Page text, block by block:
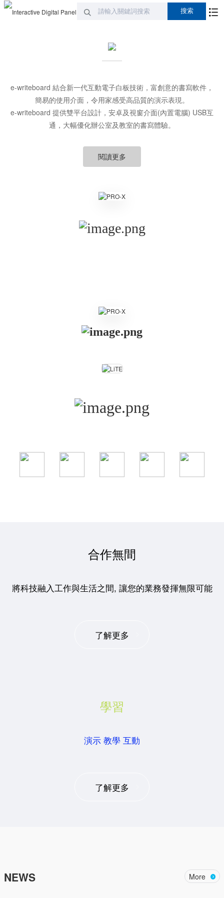
e-writeboard 結合新一代互動電子白板技術，富創意的書寫軟件，
簡易的使用介面，令用家感受高品質的演示表現。
e-writeboard 提供雙平台設計，安卓及視窗介面(內置電腦) USB互
通，大幅優化辦公室及教室的書寫體驗。
閱讀更多
合作無間
將科技融入工作與生活之間, 讓您的業務發揮無限可能
了解更多
學習
演示 教學 互動
了解更多
NEWS More